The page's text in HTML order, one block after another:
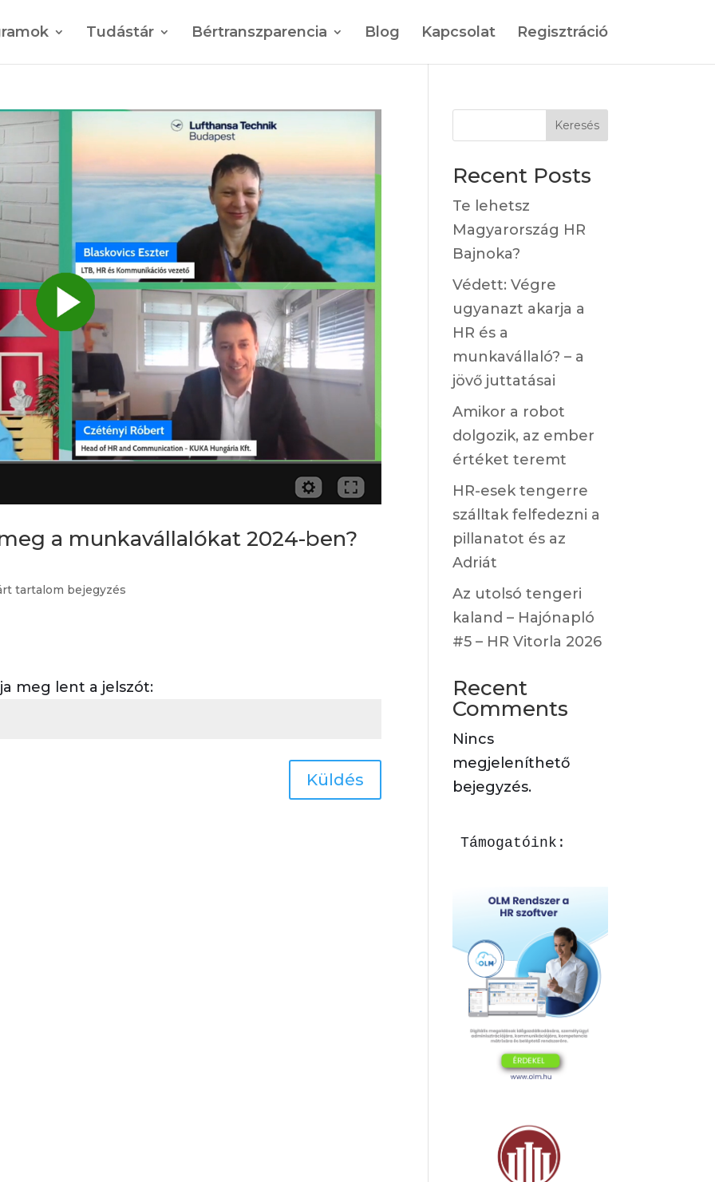
Tudástár Bértranszparencia Blog Kapcsolat Regisztráció
a munkavállalókat 2024-ben?
tartalom bejegyzés
meg lent a jelszót:
Küldés
Keresés
Recent Posts
Te lehetsz
Magyarország HR
Bajnoka?
Védett: Végre
ugyanazt akarja a
HR és a
munkavállaló? – a
jövő juttatásai
Amikor a robot
dolgozik, az ember
értéket teremt
HR-esek tengerre
szálltak felfedezni a
pillanatot és az
Adriát
Az utolsó tengeri
kaland – Hajónapló
#5 – HR Vitorla 2026
Recent
Comments
Nincs
megjeleníthető
bejegyzés.
Támogatóink: